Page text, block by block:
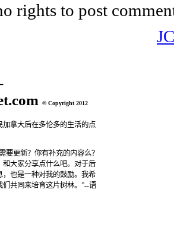
rights to post
© Copyright 2012
加拿大后在多伦多的生活的点
要更新？你有补充的内容么？
大家分享点什么吧。对于后
也是一种对我的鼓励。我希
共同来培育这片树林。”--语